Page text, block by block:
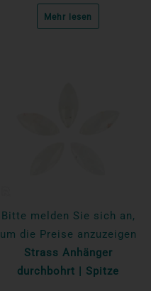
Mehr lesen
Bitte melden Sie sich an,
um die Preise anzuzeigen
Strass Anhänger
durchbohrt | Spitze